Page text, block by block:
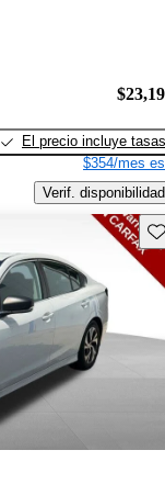
El precio incluye tasas
$354/mes
Verif. disponibilidad